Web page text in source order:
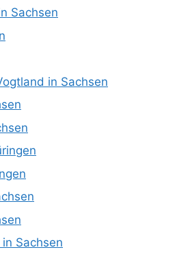
Sachsen
in Sachsen
Sachsen